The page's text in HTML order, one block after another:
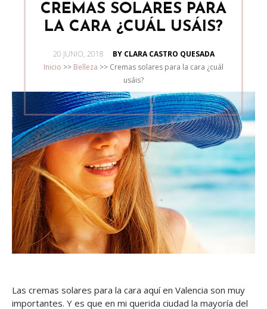
CREMAS SOLARES PARA
LA CARA ¿CUÁL USÁIS?
POSTED
ON
20 JUNIO, 2018
BY CLARA CASTRO QUESADA
Inicio >> Belleza >> Cremas solares para la cara ¿cuál
usáis?
Las cremas solares para la cara aquí en Valencia son muy
importantes. Y es que en mi querida ciudad la mayoría del